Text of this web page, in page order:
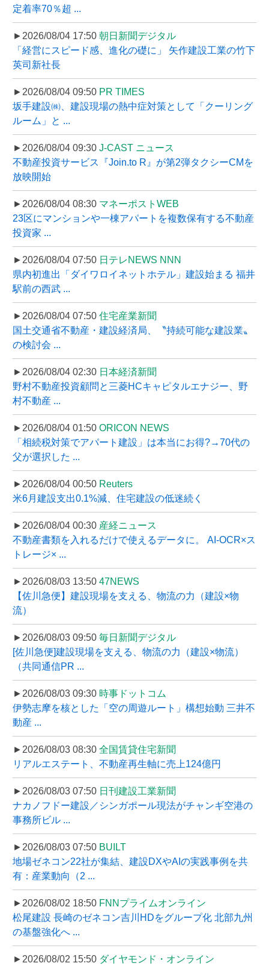
定着率70％超 ...
►2026/08/04 17:50 朝日新聞デジタル
「経営にスピード感、進化の礎に」 矢作建設工業の竹下
英司新社長
►2026/08/04 09:50 PR TIMES
坂手建設㈱、建設現場の熱中症対策として「クーリング
ルーム」と ...
►2026/08/04 09:30 J-CAST ニュース
不動産投資サービス『Join.to R』が第2弾タクシーCMを
放映開始
►2026/08/04 08:30 マネーポストWEB
23区にマンションや一棟アパートを複数保有する不動産
投資家 ...
►2026/08/04 07:50 日テレNEWS NNN
県内初進出「ダイワロイネットホテル」建設始まる 福井
駅前の西武 ...
►2026/08/04 07:50 住宅産業新聞
国土交通省不動産・建設経済局、〝持続可能な建設業〟
の検討会 ...
►2026/08/04 02:30 日本経済新聞
野村不動産投資顧問と三菱HCキャピタルエナジー、野
村不動産 ...
►2026/08/04 01:50 ORICON NEWS
「相続税対策でアパート建設」は本当にお得?→70代の
父が選択した ...
►2026/08/04 00:50 Reuters
米6月建設支出0.1%減、住宅建設の低迷続く
►2026/08/04 00:30 産経ニュース
不動産書類を入れるだけで使えるデータに。 AI-OCR×ス
トレージ× ...
►2026/08/03 13:50 47NEWS
【佐川急便】建設現場を支える、物流の力（建設×物
流）
►2026/08/03 09:50 毎日新聞デジタル
[佐川急便]建設現場を支える、物流の力（建設×物流）
（共同通信PR ...
►2026/08/03 09:30 時事ドットコム
伊勢志摩を核とした「空の周遊ルート」構想始動 三井不
動産 ...
►2026/08/03 08:30 全国賃貸住宅新聞
リアルエステート、不動産再生軸に売上124億円
►2026/08/03 07:50 日刊建設工業新聞
ナカノフドー建設／シンガポール現法がチャンギ空港の
事務所ビル ...
►2026/08/03 07:50 BUILT
地場ゼネコン22社が集結、建設DXやAIの実践事例を共
有：産業動向（2 ...
►2026/08/02 18:50 FNNプライムオンライン
松尾建設 長崎のゼネコン吉川HDをグループ化 北部九州
の基盤強化へ ...
►2026/08/02 15:50 ダイヤモンド・オンライン